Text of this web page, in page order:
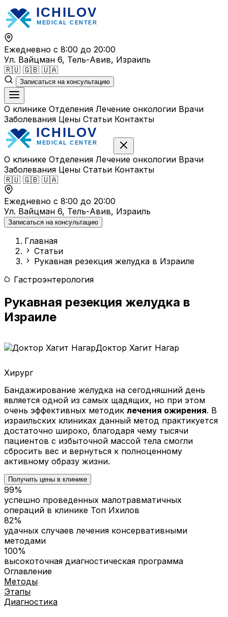
Перейти
к
содержимому
Ежедневно с 8:00 до 20:00
Ул. Вайцман 6, Тель-Авив, Израиль
🇷🇺 🇬🇧 🇺🇦
Записаться на консультацию
О клинике Отделения Лечение онкологии Врачи
Заболевания Цены Статьи Контакты
О клинике Отделения Лечение онкологии Врачи
Заболевания Цены Статьи Контакты
🇷🇺 🇬🇧 🇺🇦
Ежедневно с 8:00 до 20:00
Ул. Вайцман 6, Тель-Авив, Израиль
Записаться на консультацию
Главная
Статьи
Рукавная резекция желудка в Израиле
Гастроэнтерология
Рукавная резекция желудка в
Израиле
Доктор Хагит Нагар
Хирург
Бандажирование желудка на сегодняшний день
является одной из самых щадящих, но при этом
очень эффективных методик лечения ожирения. В
израильских клиниках данный метод практикуется
достаточно широко, благодаря чему тысячи
пациентов с избыточной массой тела смогли
сбросить вес и вернуться к полноценному
активному образу жизни.
Получить цены в клинике
99%
успешно проведенных малотравматичных
операций в клинике Топ Ихилов
82%
удачных случаев лечения консервативными
методами
100%
высокоточная диагностическая программа
Оглавление
Методы
Этапы
Диагностика